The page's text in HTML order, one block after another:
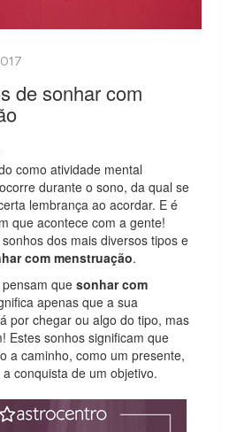
de sonhar com
como atividade mental
durante o sono, da qual se
lembrança ao acordar. E é
que acontece com a gente!
dos mais diversos tipos e
com menstruação.
pensam quesonhar com
apenas que a sua
por chegar ou algo do tipo, mas
Estes sonhos significam que
a caminho, como um presente,
conquista de um objetivo.